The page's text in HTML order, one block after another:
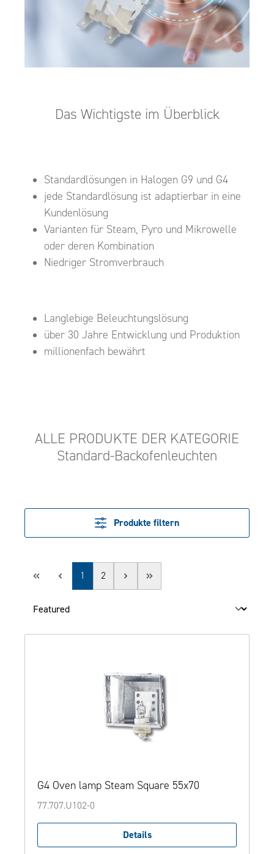
Das Wichtigste im Überblick
Standardlösungen in Halogen G9 und G4
jede Standardlösung ist adaptierbar in eine
Kundenlösung
Varianten für Steam, Pyro und Mikrowelle
oder deren Kombination
Niedriger Stromverbrauch
Langlebige Beleuchtungslösung
über 30 Jahre Entwicklung und Produktion
millionenfach bewährt
ALLE PRODUKTE DER KATEGORIE
Standard-Backofenleuchten
Produkte filtern
Seite
1 Seite
2
G4 Oven lamp Steam Square 55x70
77.707.U102-0
Details